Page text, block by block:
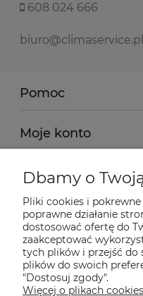
608 024 666
biuro@climaservice.pl
Pomoc
Moje konto
Płatności i dostawa
Informacje
O nas
Dbamy o
Pliki cookies i
poprawne działanie
dostosować ofertę do
zaakceptować
tych plików i przejść do
plików do swoich
"Dostosuj zgody".
Więcej o plikach